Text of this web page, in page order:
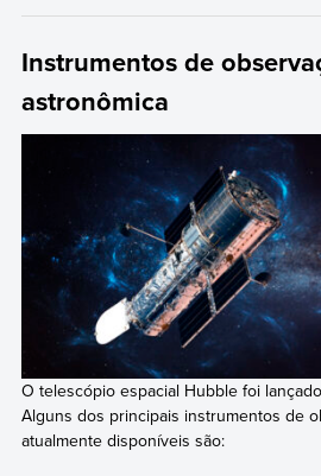
Instrumentos de
astronômica
O telescópio espacial Hubble foi
Alguns dos principais instrumentos de
atualmente disponíveis são: